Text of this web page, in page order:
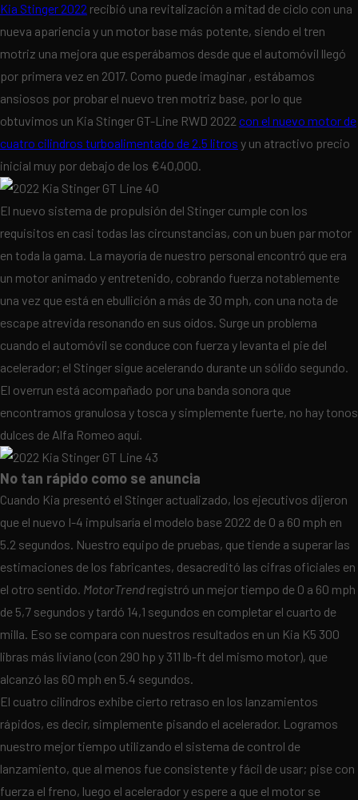
Kia Stinger 2022 recibió una revitalización a mitad de ciclo con una
nueva apariencia y un motor base más potente, siendo el tren
motriz una mejora que esperábamos desde que el automóvil llegó
por primera vez en 2017. Como puede imaginar , estábamos
ansiosos por probar el nuevo tren motriz base, por lo que
obtuvimos un Kia Stinger GT-Line RWD 2022 con el nuevo motor de
cuatro cilindros turboalimentado de 2.5 litros y un atractivo precio
inicial muy por debajo de los €40,000.
El nuevo sistema de propulsión del Stinger cumple con los
requisitos en casi todas las circunstancias, con un buen par motor
en toda la gama. La mayoría de nuestro personal encontró que era
un motor animado y entretenido, cobrando fuerza notablemente
una vez que está en ebullición a más de 30 mph, con una nota de
escape atrevida resonando en sus oídos. Surge un problema
cuando el automóvil se conduce con fuerza y ​​levanta el pie del
acelerador; el Stinger sigue acelerando durante un sólido segundo.
El overrun está acompañado por una banda sonora que
encontramos granulosa y tosca y simplemente fuerte, no hay tonos
dulces de Alfa Romeo aquí.
No tan rápido como se anuncia
Cuando Kia presentó el Stinger actualizado, los ejecutivos dijeron
que el nuevo I-4 impulsaría el modelo base 2022 de 0 a 60 mph en
5.2 segundos. Nuestro equipo de pruebas, que tiende a superar las
estimaciones de los fabricantes, desacreditó las cifras oficiales en
el otro sentido. MotorTrend registró un mejor tiempo de 0 a 60 mph
de 5,7 segundos y tardó 14,1 segundos en completar el cuarto de
milla. Eso se compara con nuestros resultados en un Kia K5 300
libras más liviano (con 290 hp y 311 lb-ft del mismo motor), que
alcanzó las 60 mph en 5.4 segundos.
El cuatro cilindros exhibe cierto retraso en los lanzamientos
rápidos, es decir, simplemente pisando el acelerador. Logramos
nuestro mejor tiempo utilizando el sistema de control de
lanzamiento, que al menos fue consistente y fácil de usar; pise con
fuerza el freno, luego el acelerador y espere a que el motor se